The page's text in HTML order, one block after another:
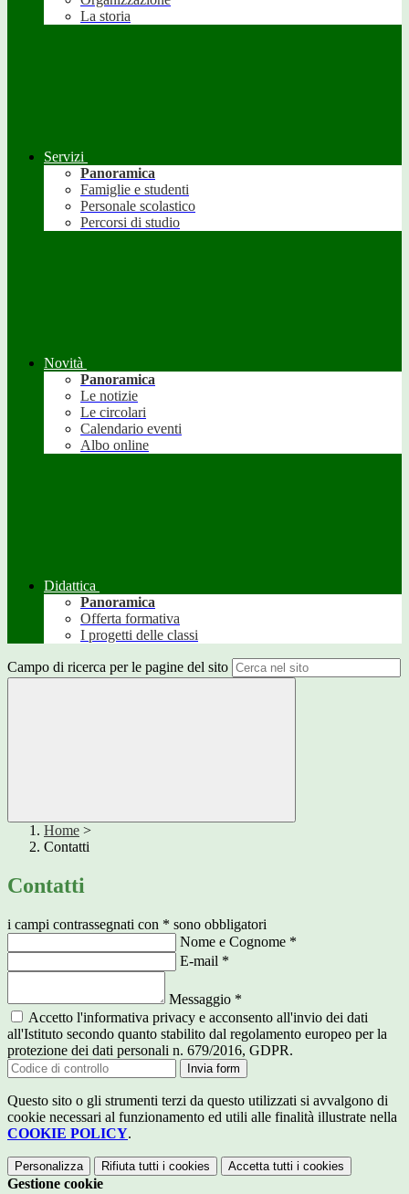
La storia
Servizi
Panoramica
Famiglie e studenti
Personale scolastico
Percorsi di studio
Novità
Panoramica
Le notizie
Le circolari
Calendario eventi
Albo online
Didattica
Panoramica
Offerta formativa
I progetti delle classi
Campo di ricerca per le pagine del sito
Home >
Contatti
Contatti
i campi contrassegnati con * sono obbligatori
Nome e Cognome *
E-mail *
Messaggio *
Accetto l'informativa privacy e acconsento all'invio dei dati
all'Istituto secondo quanto stabilito dal regolamento europeo per la
protezione dei dati personali n. 679/2016, GDPR.
Invia form
Questo sito o gli strumenti terzi da questo utilizzati si avvalgono di
cookie necessari al funzionamento ed utili alle finalità illustrate nella
COOKIE POLICY.
Personalizza Rifiuta tutti i cookies Accetta tutti i cookies
Gestione cookie